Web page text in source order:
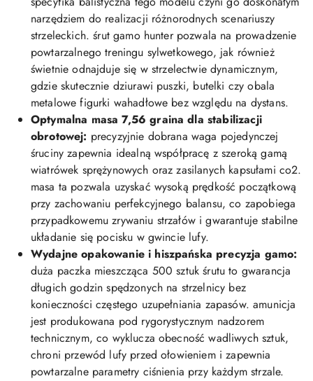
narzędziem do realizacji różnorodnych scenariuszy
strzeleckich. śrut gamo hunter pozwala na prowadzenie
powtarzalnego treningu sylwetkowego, jak również
świetnie odnajduje się w strzelectwie dynamicznym,
gdzie skutecznie dziurawi puszki, butelki czy obala
metalowe figurki wahadłowe bez względu na dystans.
Optymalna masa 7,56 graina dla stabilizacji
obrotowej: precyzyjnie dobrana waga pojedynczej
śruciny zapewnia idealną współpracę z szeroką gamą
wiatrówek sprężynowych oraz zasilanych kapsułami co2.
masa ta pozwala uzyskać wysoką prędkość początkową
przy zachowaniu perfekcyjnego balansu, co zapobiega
przypadkowemu zrywaniu strzałów i gwarantuje stabilne
układanie się pocisku w gwincie lufy.
Wydajne opakowanie i hiszpańska precyzja gamo:
duża paczka mieszcząca 500 sztuk śrutu to gwarancja
długich godzin spędzonych na strzelnicy bez
konieczności częstego uzupełniania zapasów. amunicja
jest produkowana pod rygorystycznym nadzorem
technicznym, co wyklucza obecność wadliwych sztuk,
chroni przewód lufy przed ołowieniem i zapewnia
powtarzalne parametry ciśnienia przy każdym strzale.